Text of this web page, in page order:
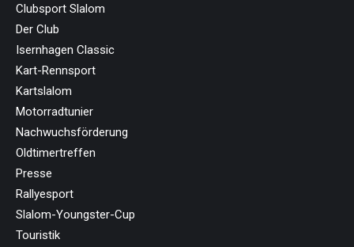
Clubsport Slalom
Der Club
Isernhagen Classic
Kart-Rennsport
Kartslalom
Motorradtunier
Nachwuchsförderung
Oldtimertreffen
Presse
Rallyesport
Slalom-Youngster-Cup
Touristik